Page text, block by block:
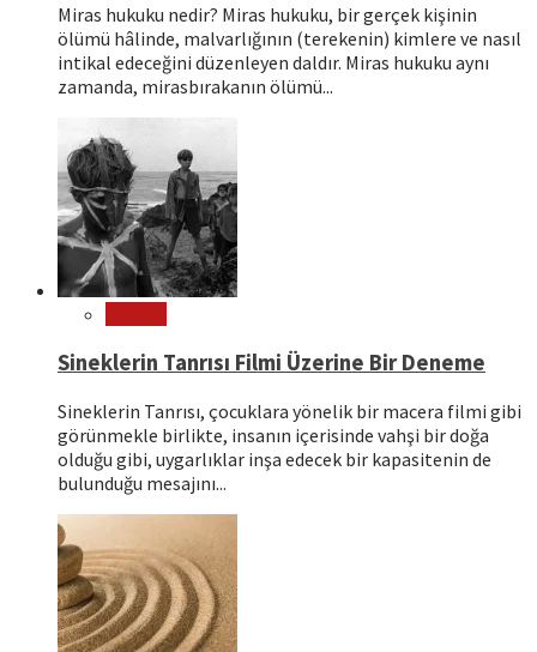
Miras hukuku nedir? Miras hukuku, bir gerçek kişinin
ölümü hâlinde, malvarlığının (terekenin) kimlere ve nasıl
intikal edeceğini düzenleyen daldır. Miras hukuku aynı
zamanda, mirasbırakanın ölümü...
Sineklerin Tanrısı Filmi Üzerine Bir Deneme
Sineklerin Tanrısı, çocuklara yönelik bir macera filmi gibi
görünmekle birlikte, insanın içerisinde vahşi bir doğa
olduğu gibi, uygarlıklar inşa edecek bir kapasitenin de
bulunduğu mesajını...